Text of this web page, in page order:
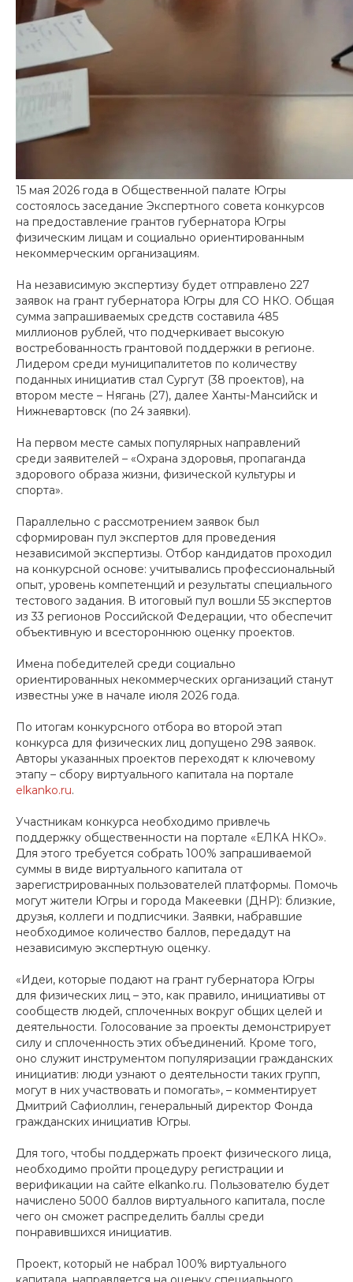
15 мая 2026 года в Общественной палате Югры
состоялось заседание Экспертного совета конкурсов
на предоставление грантов губернатора Югры
физическим лицам и социально ориентированным
некоммерческим организациям.
На независимую экспертизу будет отправлено 227
заявок на грант губернатора Югры для СО НКО. Общая
сумма запрашиваемых средств составила 485
миллионов рублей, что подчеркивает высокую
востребованность грантовой поддержки в регионе.
Лидером среди муниципалитетов по количеству
поданных инициатив стал Сургут (38 проектов), на
втором месте – Нягань (27), далее Ханты-Мансийск и
Нижневартовск (по 24 заявки).
На первом месте самых популярных направлений
среди заявителей – «Охрана здоровья, пропаганда
здорового образа жизни, физической культуры и
спорта».
Параллельно с рассмотрением заявок был
сформирован пул экспертов для проведения
независимой экспертизы. Отбор кандидатов проходил
на конкурсной основе: учитывались профессиональный
опыт, уровень компетенций и результаты специального
тестового задания. В итоговый пул вошли 55 экспертов
из 33 регионов Российской Федерации, что обеспечит
объективную и всестороннюю оценку проектов.
Имена победителей среди социально
ориентированных некоммерческих организаций станут
известны уже в начале июля 2026 года.
По итогам конкурсного отбора во второй этап
конкурса для физических лиц допущено 298 заявок.
Авторы указанных проектов переходят к ключевому
этапу – сбору виртуального капитала на портале
elkanko.ru.
Участникам конкурса необходимо привлечь
поддержку общественности на портале «ЕЛКА НКО».
Для этого требуется собрать 100% запрашиваемой
суммы в виде виртуального капитала от
зарегистрированных пользователей платформы. Помочь
могут жители Югры и города Макеевки (ДНР): близкие,
друзья, коллеги и подписчики. Заявки, набравшие
необходимое количество баллов, передадут на
независимую экспертную оценку.
«Идеи, которые подают на грант губернатора Югры
для физических лиц – это, как правило, инициативы от
сообществ людей, сплоченных вокруг общих целей и
деятельности. Голосование за проекты демонстрирует
силу и сплоченность этих объединений. Кроме того,
оно служит инструментом популяризации гражданских
инициатив: люди узнают о деятельности таких групп,
могут в них участвовать и помогать», – комментирует
Дмитрий Сафиоллин, генеральный директор Фонда
гражданских инициатив Югры.
Для того, чтобы поддержать проект физического лица,
необходимо пройти процедуру регистрации и
верификации на сайте elkanko.ru. Пользователю будет
начислено 5000 баллов виртуального капитала, после
чего он сможет распределить баллы среди
понравившихся инициатив.
Проект, который не набрал 100% виртуального